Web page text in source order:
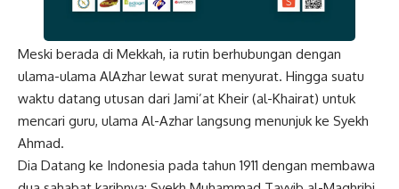
Meski berada di Mekkah, ia rutin berhubungan dengan
ulama-ulama AlAzhar lewat surat menyurat. Hingga suatu
waktu datang utusan dari Jami’at Kheir (al-Khairat) untuk
mencari guru, ulama Al-Azhar langsung menunjuk ke Syekh
Ahmad.
Dia Datang ke Indonesia pada tahun 1911 dengan membawa